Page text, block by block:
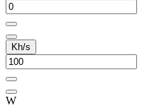
Kh/s
W